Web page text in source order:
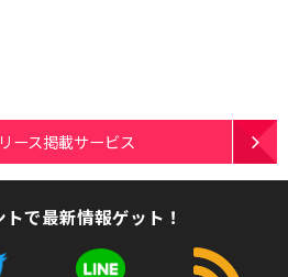
ース掲載サービス
で最新情報ゲット！